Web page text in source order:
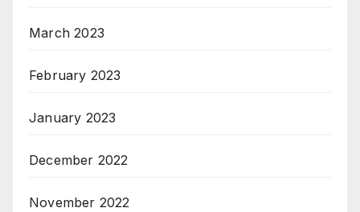
March 2023
February 2023
January 2023
December 2022
November 2022